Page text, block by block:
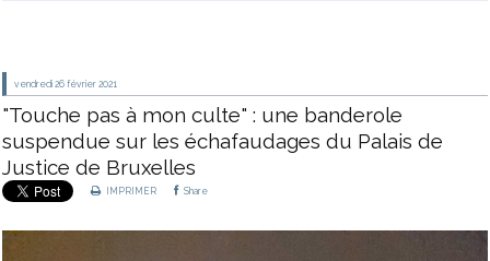
vendredi 26 février 2021
"Touche pas à mon culte" : une banderole
suspendue sur les échafaudages du Palais de
Justice de Bruxelles
IMPRIMER Share